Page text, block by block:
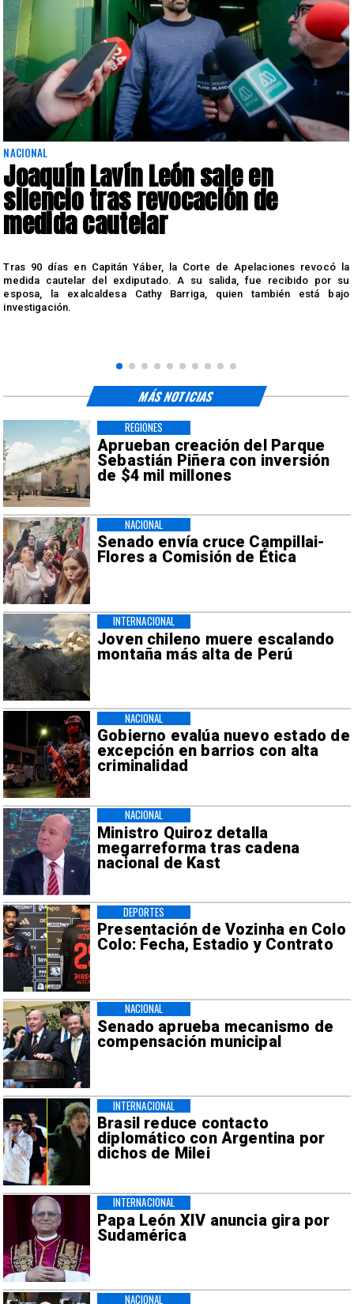
NACIONAL
Joaquín Lavín León sale en
silencio tras revocación de
medida cautelar
Tras 90 días en Capitán Yáber, la Corte de Apelaciones revocó la
medida cautelar del exdiputado. A su salida, fue recibido por su
esposa, la exalcaldesa Cathy Barriga, quien también está bajo
investigación.
Aprueban creación del Parque
Sebastián Piñera con inversión
de $4 mil millones
REGIONES
Senado envía cruce Campillai-
Flores a Comisión de Ética
NACIONAL
Joven chileno muere escalando
montaña más alta de Perú
INTERNACIONAL
Gobierno evalúa nuevo estado de
excepción en barrios con alta
criminalidad
NACIONAL
Ministro Quiroz detalla
megarreforma tras cadena
nacional de Kast
NACIONAL
Presentación de Vozinha en Colo
Colo: Fecha, Estadio y Contrato
DEPORTES
Senado aprueba mecanismo de
compensación municipal
NACIONAL
Brasil reduce contacto
diplomático con Argentina por
dichos de Milei
INTERNACIONAL
Papa León XIV anuncia gira por
Sudamérica
INTERNACIONAL
NACIONAL
MÁS NOTICIAS